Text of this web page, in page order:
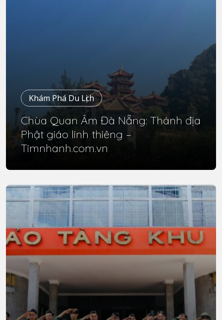
Khám Phá Du Lịch
Chùa Quan Âm Đà Nẵng: Thánh địa
Phật giáo linh thiêng –
Timnhanh.com.vn